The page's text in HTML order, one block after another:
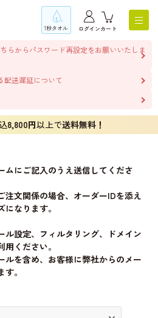
1秒タオル ログインカート
らからパスワード再設定をお願いいたしま
配送遅延について
8,800円以上で送料無料！
ムにご記入のうえ送信してくださ
注文関係の場合、オーダーIDを添え
なります。
ル設定、フィルタリング、ドメイン
ください。
ルを含め、お客様に弊社からのメー
。